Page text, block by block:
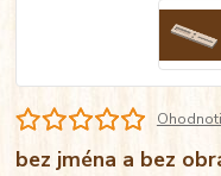
bez jména a bez